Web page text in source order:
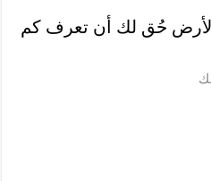
حُق لك أن تعرف كم